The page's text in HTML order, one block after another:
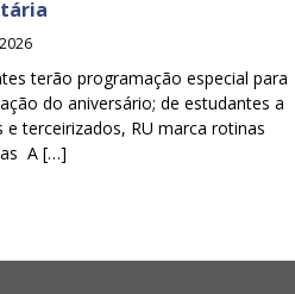
terão programação especial para
do aniversário; de estudantes a
e terceirizados, RU marca rotinas
A […]